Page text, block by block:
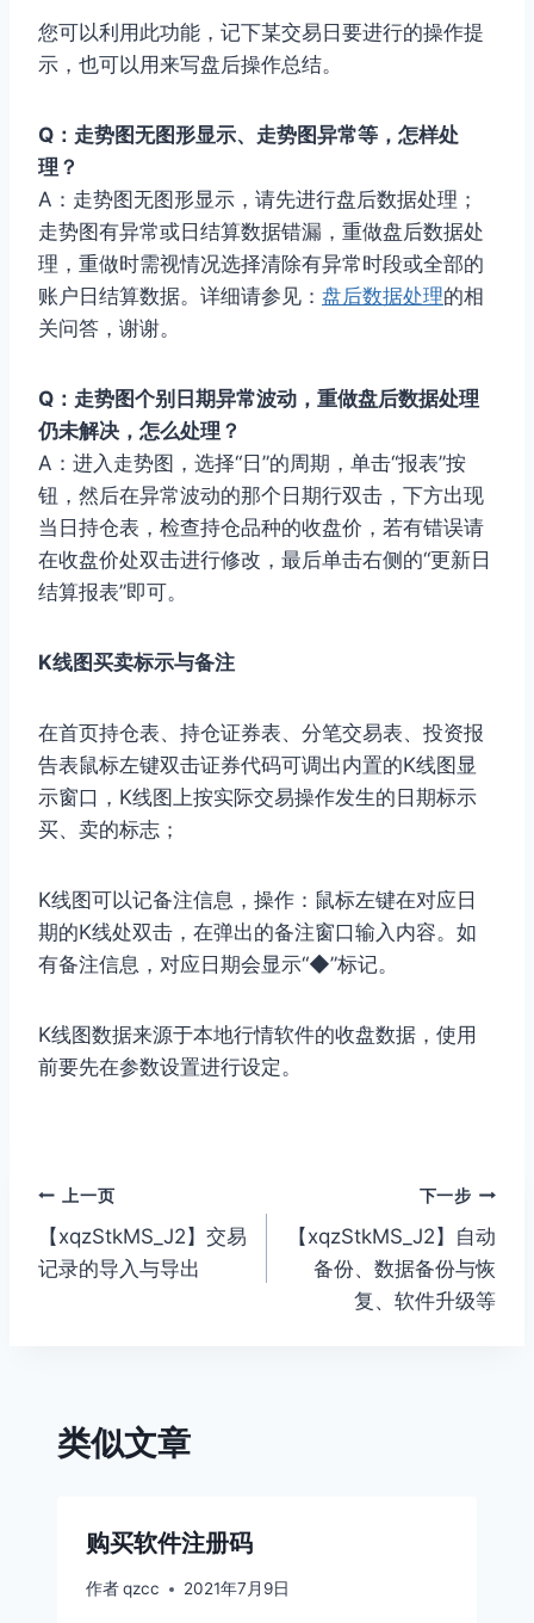
您可以利用此功能，记下某交易日要进行的操作提
示，也可以用来写盘后操作总结。
Q：走势图无图形显示、走势图异常等，怎样处
理？
A：走势图无图形显示，请先进行盘后数据处理；
走势图有异常或日结算数据错漏，重做盘后数据处
理，重做时需视情况选择清除有异常时段或全部的
账户日结算数据。详细请参见： 盘后数据处理的相
关问答，谢谢。
Q：走势图个别日期异常波动，重做盘后数据处理
仍未解决，怎么处理？
A：进入走势图，选择“日”的周期，单击“报表”按
钮，然后在异常波动的那个日期行双击，下方出现
当日持仓表，检查持仓品种的收盘价，若有错误请
在收盘价处双击进行修改，最后单击右侧的“更新日
结算报表”即可。
K线图买卖标示与备注
在首页持仓表、持仓证券表、分笔交易表、投资报
告表鼠标左键双击证券代码可调出内置的K线图显
示窗口，K线图上按实际交易操作发生的日期标示
买、卖的标志；
K线图可以记备注信息，操作：鼠标左键在对应日
期的K线处双击，在弹出的备注窗口输入内容。如
有备注信息，对应日期会显示“◆”标记。
K线图数据来源于本地行情软件的收盘数据，使用
前要先在参数设置进行设定。
文
章
上一页
【xqzStkMS_J2】交易
记录的导入与导出
下一步
【xqzStkMS_J2】自动
备份、数据备份与恢
复、软件升级等
类似文章
购买软件注册码
作者qzcc 2021年7月9日